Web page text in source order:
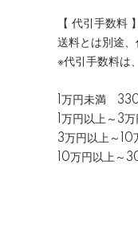
【 代引手数料 】
送料とは別途、
※代引手数料は
1万円未満
1万円以上～3
3万円以上～
10万円以上～